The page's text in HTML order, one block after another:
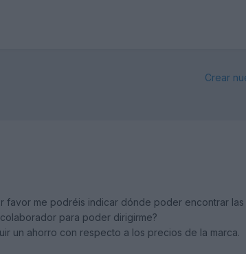
Crear
favor me podréis indicar dónde poder encontrar
para poder dirigirme?
un ahorro con respecto a los precios de la marca.